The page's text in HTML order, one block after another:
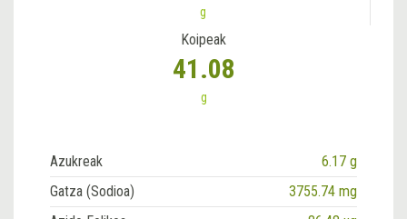
g
Koipeak
41.08
g
Azukreak
6.17 g
Gatza (Sodioa)
3755.74 mg